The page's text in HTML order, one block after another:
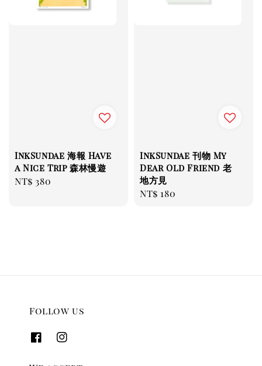
InkSundae 海報 Have
a Nice Trip 森林慢遊
Regular
NT$ 380
InkSundae 刊物 My
Dear Old Friend 老
地方見
Regular
NT$ 180
Follow us